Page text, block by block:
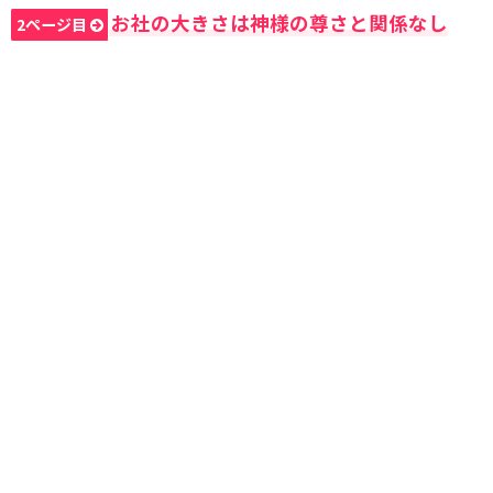
2ページ目 お社の大きさは神様の尊さと関係なし